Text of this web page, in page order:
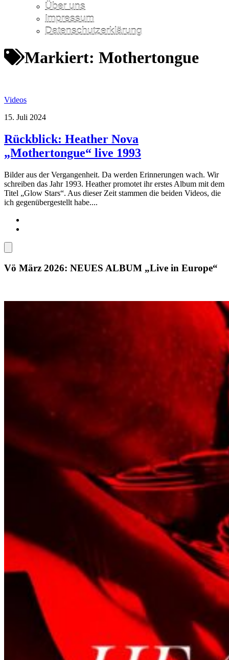
Über uns
Impressum
Datenschutzerklärung
Markiert: Mothertongue
Videos
15. Juli 2024
Rückblick: Heather Nova
„Mothertongue“ live 1993
Bilder aus der Vergangenheit. Da werden Erinnerungen wach. Wir
schreiben das Jahr 1993. Heather promotet ihr erstes Album mit dem
Titel „Glow Stars“. Aus dieser Zeit stammen die beiden Videos, die
ich gegenübergestellt habe....
Vö März 2026: NEUES ALBUM „Live in Europe“